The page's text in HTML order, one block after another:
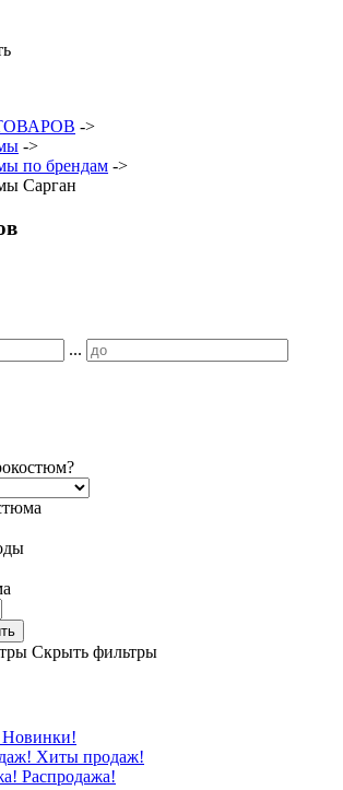
->
->
по брендам ->
Сарган
...
Скрыть фильтры
Новинки!
Хиты продаж!
Распродажа!